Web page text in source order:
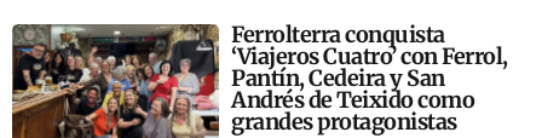
Ferrolterra conquista
‘Viajeros Cuatro’ con Ferrol,
Pantín, Cedeira y San
Andrés de Teixido como
grandes protagonistas